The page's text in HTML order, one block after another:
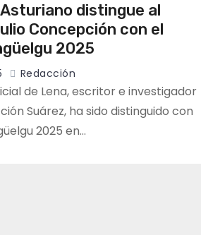
distingue al
Concepción con el
2025
Redacción
de Lena, escritor e investigador
Suárez, ha sido distinguido con
2025 en…